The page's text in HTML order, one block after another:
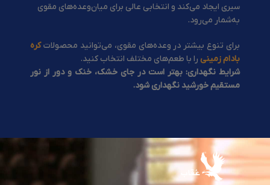
سیری ایجاد می‌کند و انتخابی عالی برای میان‌وعده‌های مقوی
به‌شمار می‌رود.
برای تنوع بیشتر در وعده‌های مقوی، می‌توانید محصولاتکره
بادام زمینی را با طعم‌های مختلف انتخاب کنید.
شرایط نگهداری: بهتر است در جای خشک، خنک و دور از نور
مستقیم خورشید نگهداری شود.